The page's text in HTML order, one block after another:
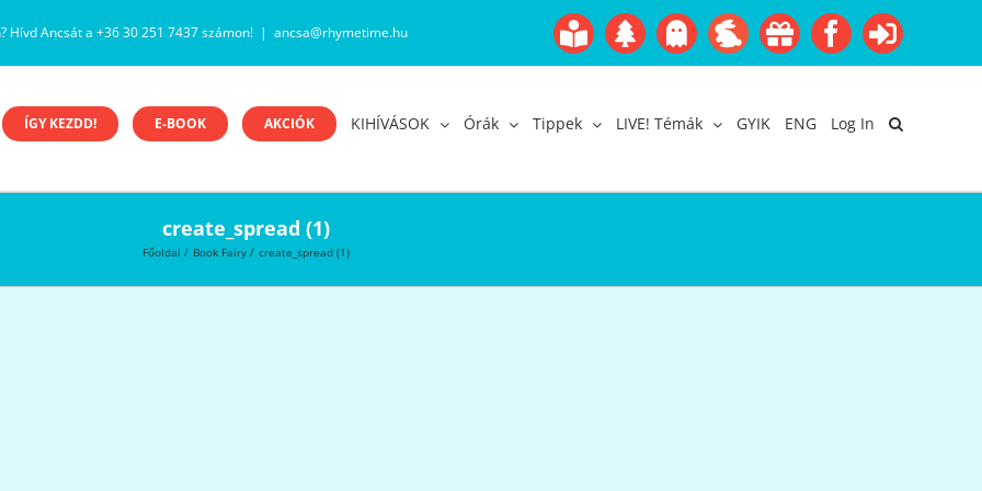
Hívd Ancsát a +36 30 251 7437 számon! | ancsa@rhymetime.hu
Boofairy
Gyerekangol
AdventHalloween
EasterAkcióFacebook
Login
ÍGY KEZDD! E-BOOK AKCIÓK KIHÍVÁSOK Órák Tippek LIVE! Témák GYIK ENG Log In
create_spread (1)
Főoldal Book Fairy create_spread (1)